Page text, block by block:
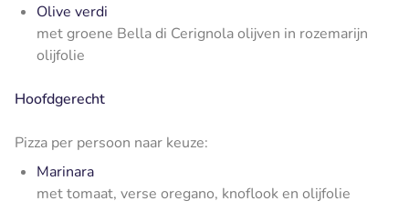
Olive verdi
met groene Bella di Cerignola olijven in rozemarijn
olijfolie
Hoofdgerecht
Pizza per persoon naar keuze:
Marinara
met tomaat, verse oregano, knoflook en olijfolie